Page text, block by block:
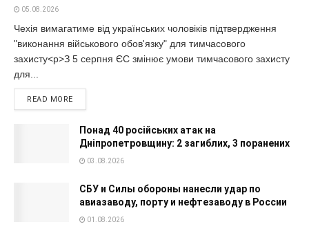
05.08.2026
Чехія вимагатиме від українських чоловіків підтвердження
"виконання військового обов'язку" для тимчасового
захисту<p>З 5 серпня ЄС змінює умови тимчасового захисту
для...
READ MORE
Понад 40 російських атак на
Дніпропетровщину: 2 загиблих, 3 поранених
03.08.2026
СБУ и Силы обороны нанесли удар по
авиазаводу, порту и нефтезаводу в России
01.08.2026